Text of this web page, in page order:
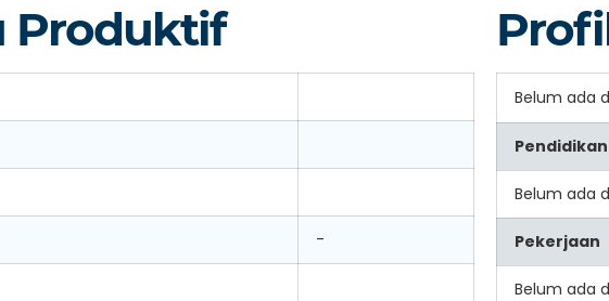
Produktif
-
Belum ada
Pendidikan
Belum ada
Pekerjaan
Belum ada